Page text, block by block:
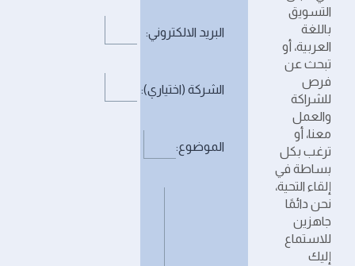
التسويق
باللغة
العربية، أو
تبحث عن
فرص
للشراكة
والعمل
معنا، أو
ترغب بكل
بساطة في
إلقاء التحية،
نحن دائمًا
جاهزين
للاستماع
إليك
البريد الالكتروني:
الشركة (اختياري):
الموضوع: